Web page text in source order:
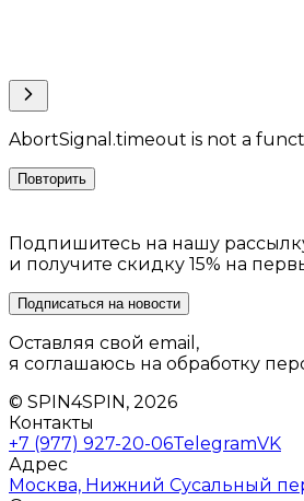
AbortSignal.timeout is not a
Повторить
Подпишитесь на нашу
и получите скидку 15% на
Подписаться на новости
Оставляя свой email,
я соглашаюсь на обработку
© SPIN4SPIN, 2026
Контакты
+7 (977) 927-20-06TelegramVK
Адрес
Москва, Нижний Сусальный